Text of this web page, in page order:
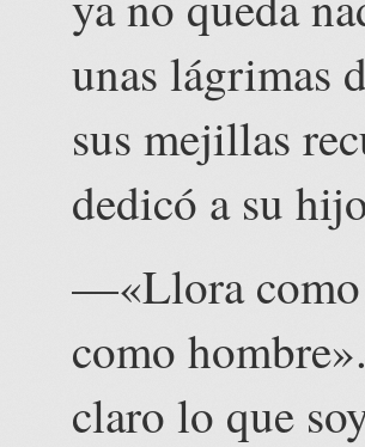
unas lágrimas
sus mejillas
dedicó a su
—«Llora como
como
claro lo que